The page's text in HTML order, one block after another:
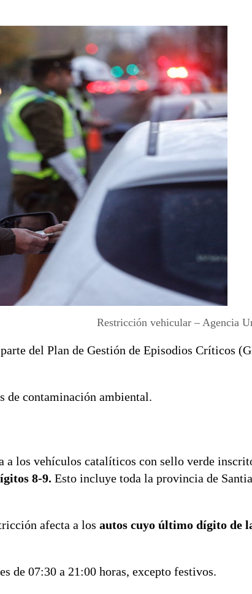
Restricción vehicular – Agencia
del Plan de Gestión de Episodios Críticos
de contaminación ambiental.
los vehículos catalíticos con sello verde
8-9. Esto incluye toda la provincia de
afecta a los autos cuyo último dígito de
de 07:30 a 21:00 horas, excepto festivos.